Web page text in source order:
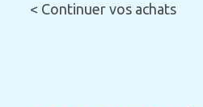
< Continuer vos achats